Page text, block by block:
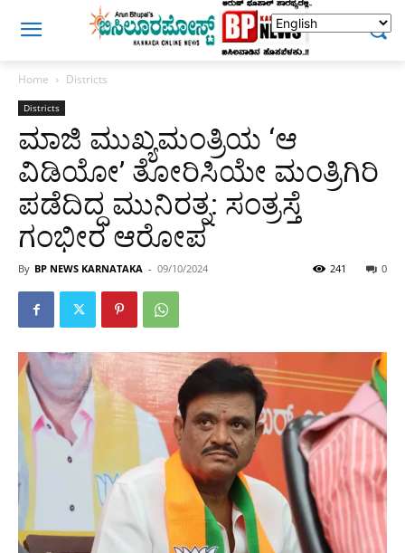
Home Districts
Districts
ಮಾಜಿ ಮುಖ್ಯಮಂತ್ರಿಯ ‘ಆ
ವಿಡಿಯೋ’ ತೋರಿಸಿಯೇ ಮಂತ್ರಿಗಿರಿ
ಪಡೆದಿದ್ದ ಮುನಿರತ್ನ: ಸಂತ್ರಸ್ತೆ
ಗಂಭೀರ ಆರೋಪ
By BP NEWS KARNATAKA - 09/10/2024 0
241